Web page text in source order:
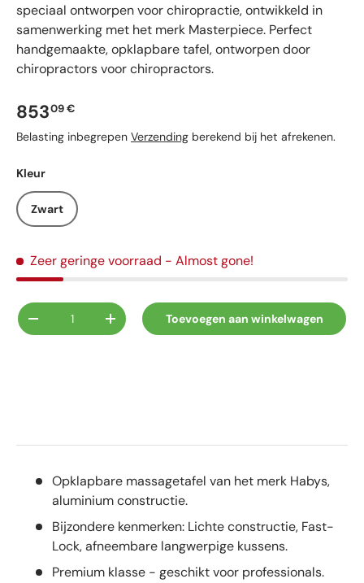
speciaal ontworpen voor chiropractie, ontwikkeld in
samenwerking met het merk Masterpiece. Perfect
handgemaakte, opklapbare tafel, ontworpen door
chiropractors voor chiropractors.
Reguliere prijs
85309 €
Belasting inbegrepen Verzending berekend bij het afrekenen.
Kleur
Zwart
Zeer geringe voorraad - Almost gone!
Aantal
Verlaag de hoeveelheidVerhoog de hoeveelheid
Toevoegen aan winkelwagen
Opklapbare massagetafel van het merk Habys,
aluminium constructie.
Bijzondere kenmerken: Lichte constructie, Fast-
Lock, afneembare langwerpige kussens.
Premium klasse - geschikt voor professionals.